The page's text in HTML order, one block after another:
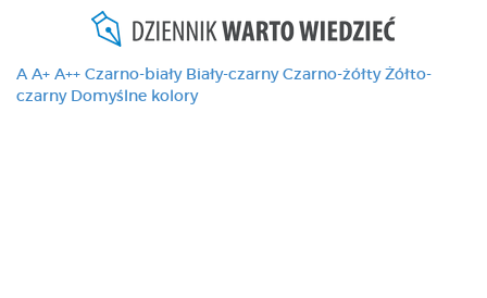
A A+ A++ Czarno-biały Biały-czarny Czarno-żółty Żółto-
czarny Domyślne kolory